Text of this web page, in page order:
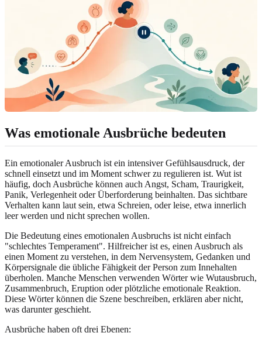
Was emotionale Ausbrüche bedeuten
Ein emotionaler Ausbruch ist ein intensiver Gefühlsausdruck, der
schnell einsetzt und im Moment schwer zu regulieren ist. Wut ist
häufig, doch Ausbrüche können auch Angst, Scham, Traurigkeit,
Panik, Verlegenheit oder Überforderung beinhalten. Das sichtbare
Verhalten kann laut sein, etwa Schreien, oder leise, etwa innerlich
leer werden und nicht sprechen wollen.
Die Bedeutung eines emotionalen Ausbruchs ist nicht einfach
"schlechtes Temperament". Hilfreicher ist es, einen Ausbruch als
einen Moment zu verstehen, in dem Nervensystem, Gedanken und
Körpersignale die übliche Fähigkeit der Person zum Innehalten
überholen. Manche Menschen verwenden Wörter wie Wutausbruch,
Zusammenbruch, Eruption oder plötzliche emotionale Reaktion.
Diese Wörter können die Szene beschreiben, erklären aber nicht,
was darunter geschieht.
Ausbrüche haben oft drei Ebenen: